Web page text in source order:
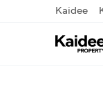
Kaidee